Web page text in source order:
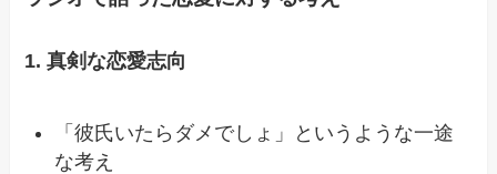
1. 真剣な恋愛志向
「彼氏いたらダメでしょ」というような一途
な考え